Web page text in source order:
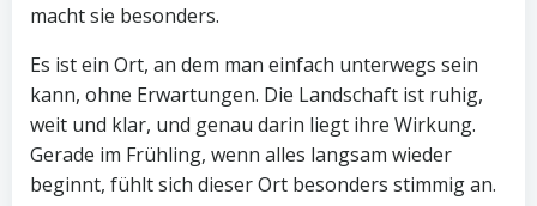
macht sie besonders.
Es ist ein Ort, an dem man einfach unterwegs sein
kann, ohne Erwartungen. Die Landschaft ist ruhig,
weit und klar, und genau darin liegt ihre Wirkung.
Gerade im Frühling, wenn alles langsam wieder
beginnt, fühlt sich dieser Ort besonders stimmig an.